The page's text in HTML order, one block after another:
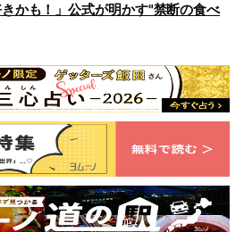
かも！」公式が明かす"禁断の食べ